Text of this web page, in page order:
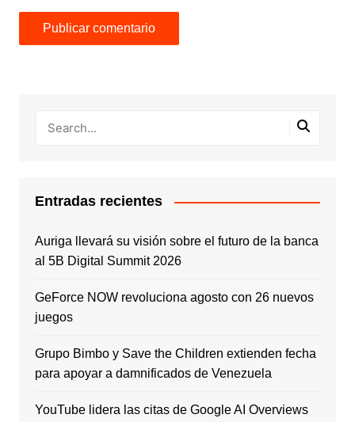
Entradas recientes
Auriga llevará su visión sobre el futuro de la banca
al 5B Digital Summit 2026
GeForce NOW revoluciona agosto con 26 nuevos
juegos
Grupo Bimbo y Save the Children extienden fecha
para apoyar a damnificados de Venezuela
YouTube lidera las citas de Google AI Overviews